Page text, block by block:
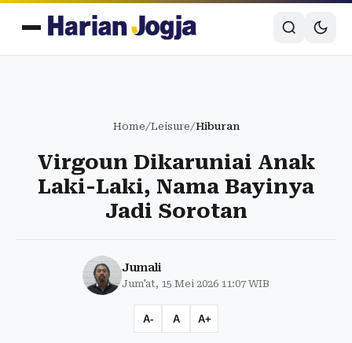
Home/Leisure/Hiburan
Virgoun Dikaruniai Anak
Laki-Laki, Nama Bayinya
Jadi Sorotan
Jumali
Jum'at, 15 Mei 2026 11:07 WIB
A- A A+